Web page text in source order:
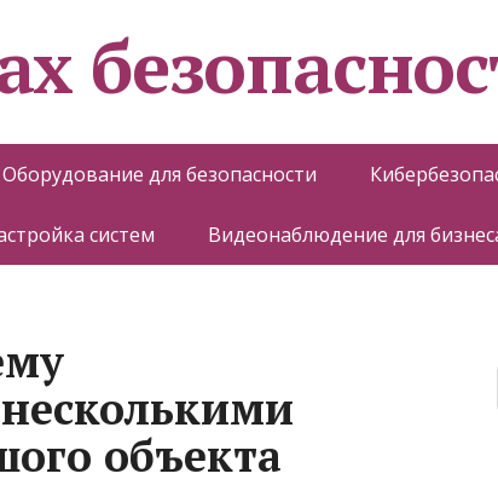
Оборудование для безопасности
систем Видеонаблюдение для
объекта